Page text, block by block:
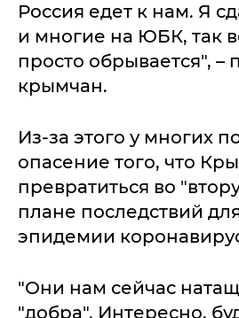
Россия едет к нам. Я
и многие на ЮБК, так
просто обрывается", –
крымчан.
Из-за этого у многих
опасение того, что
превратиться во
плане последствий
эпидемии
"Они нам сейчас
"добра". Интересно,